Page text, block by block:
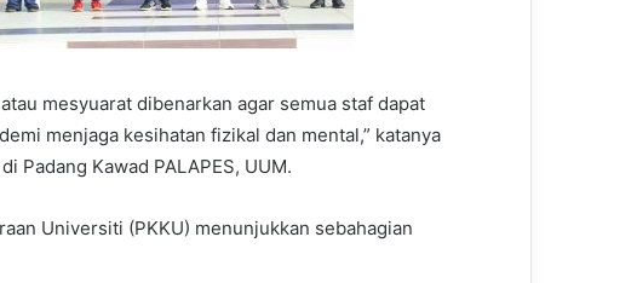
mesyuarat dibenarkan agar semua staf dapat
menjaga kesihatan fizikal dan mental,” katanya
Padang Kawad PALAPES, UUM.
Universiti (PKKU) menunjukkan sebahagian